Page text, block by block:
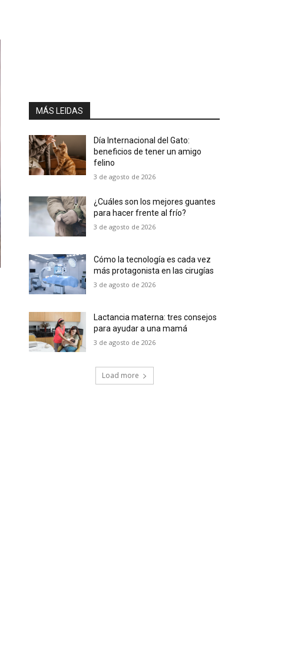
MÁS LEIDAS
Día Internacional del Gato:
beneficios de tener un amigo
felino
3 de agosto de 2026
¿Cuáles son los mejores guantes
para hacer frente al frío?
3 de agosto de 2026
Cómo la tecnología es cada vez
más protagonista en las cirugías
3 de agosto de 2026
Lactancia materna: tres consejos
para ayudar a una mamá
3 de agosto de 2026
Load more